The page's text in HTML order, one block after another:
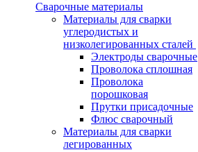
Сварочные материалы
Материалы для сварки
углеродистых и
низколегированных сталей
Электроды сварочные
Проволока сплошная
Проволока
порошковая
Прутки присадочные
Флюс сварочный
Материалы для сварки
легированных